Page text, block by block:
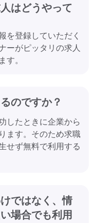
はどうやって
を登録していただく
ーがピッタリの求人
。
のですか？
したときに企業から
ます。そのため求職
せず無料で利用する
ではなく、情
場合でも利用